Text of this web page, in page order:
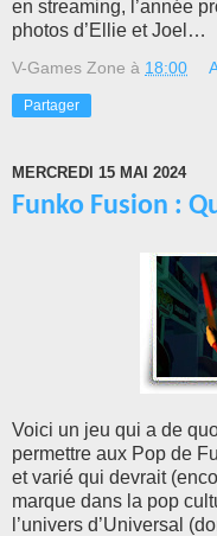
en streaming, l’année
photos d’Ellie et Joel…
V-Games Zone à 18:00
Partager
MERCREDI 15 MAI 2024
Funko Fusion :
Voici un jeu qui a de
permettre aux Pop de
et varié qui devrait
marque dans la pop
l’univers d’Universal